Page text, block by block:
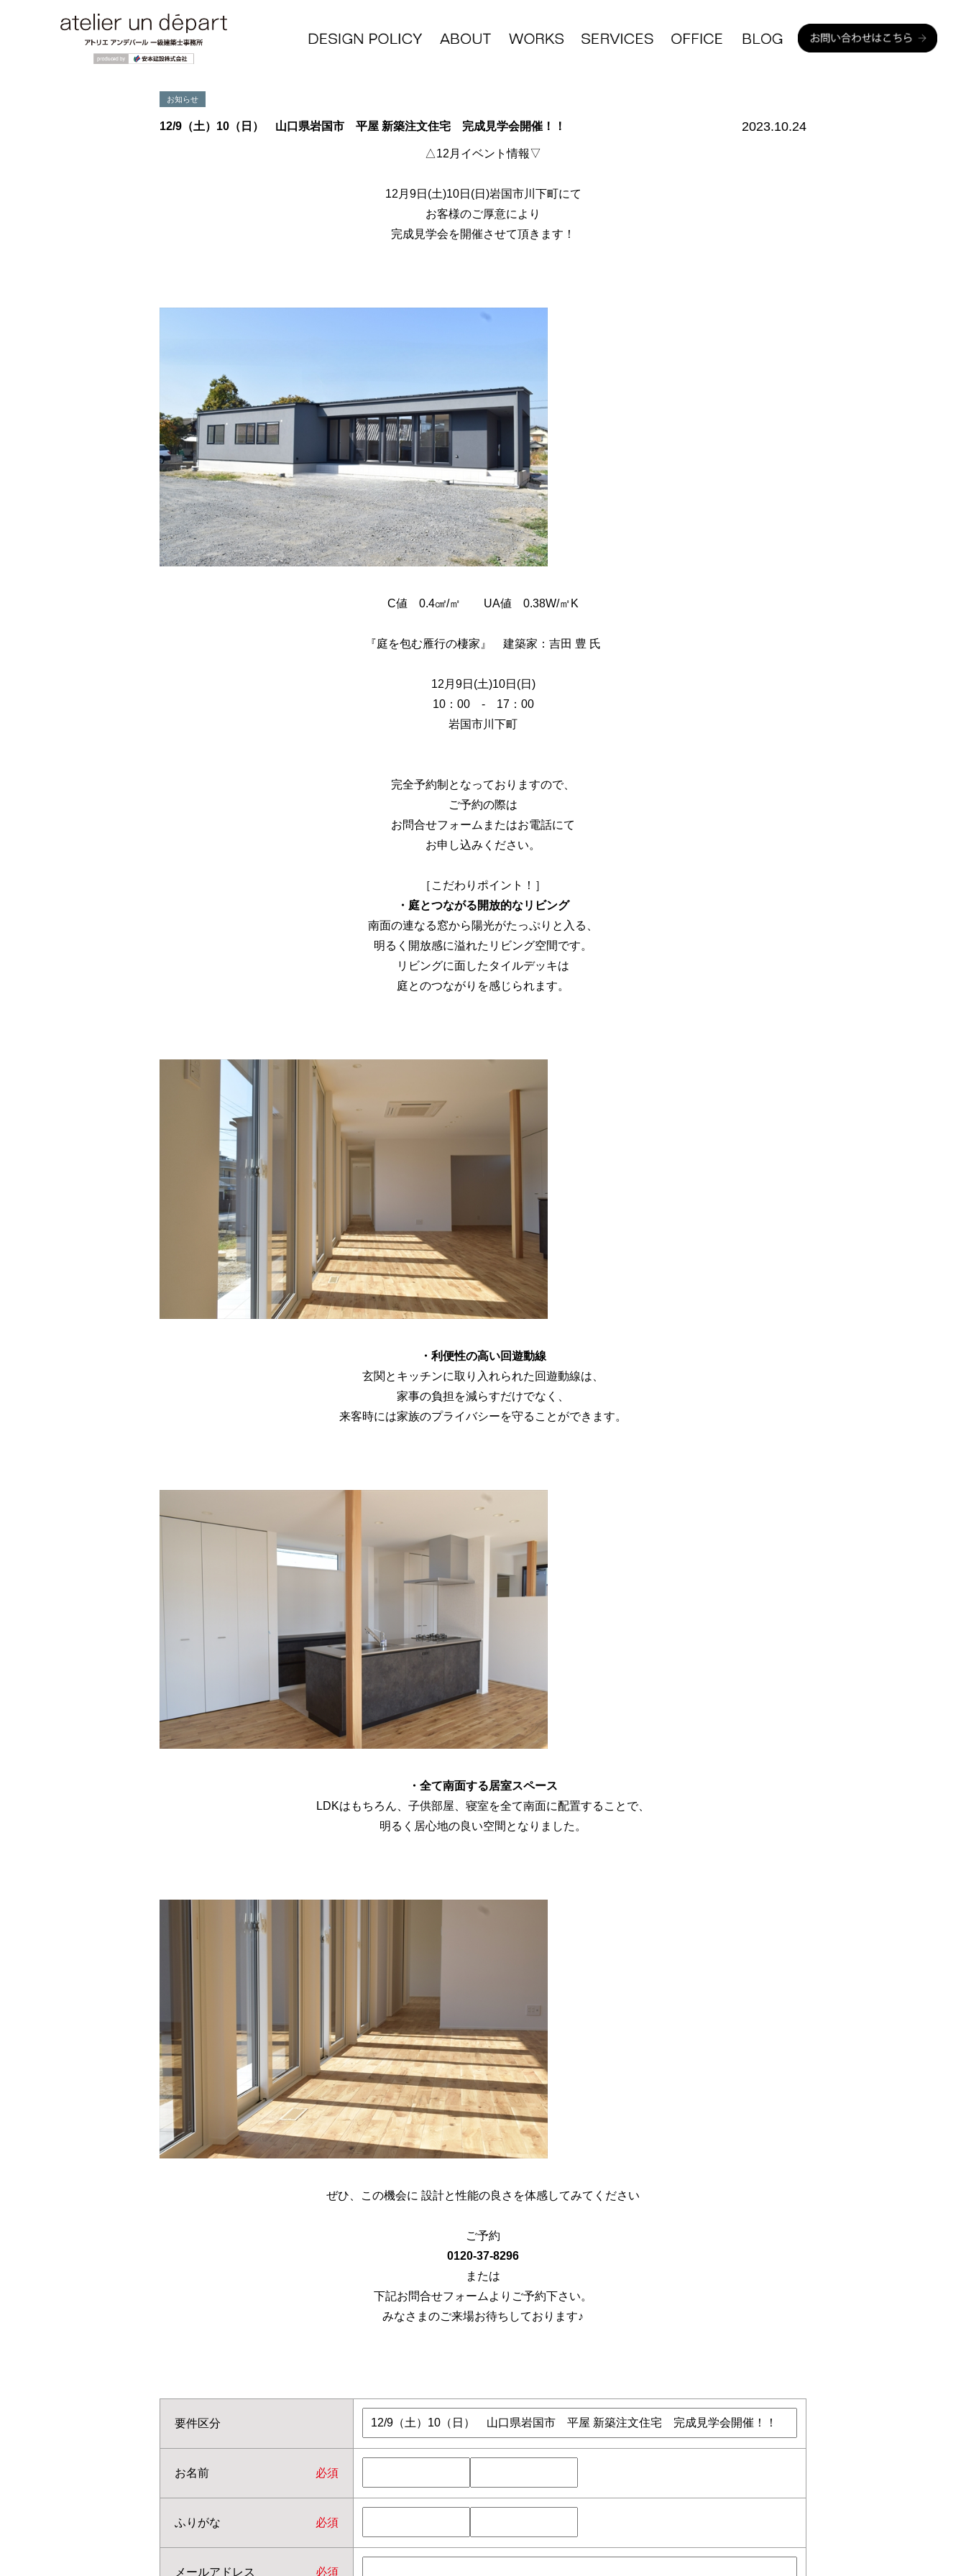
お知らせ
12/9（土）10（日） 山口県岩国市 平屋 新築注文住宅 完成見学会開催！！ 2023.10.24
△12月イベント情報▽
12月9日(土)10日(日)岩国市川下町にて
お客様のご厚意により
完成見学会を開催させて頂きます！
C値 0.4㎠/㎡ UA値 0.38W/㎡K
『庭を包む雁行の棲家』 建築家：吉田 豊 氏
12月9日(土)10日(日)
10：00 - 17：00
岩国市川下町
完全予約制となっておりますので、
ご予約の際は
お問合せフォームまたはお電話にて
お申し込みください。
［こだわりポイント！］
・庭とつながる開放的なリビング
南面の連なる窓から陽光がたっぷりと入る、
明るく開放感に溢れたリビング空間です。
リビングに面したタイルデッキは
庭とのつながりを感じられます。
・利便性の高い回遊動線
玄関とキッチンに取り入れられた回遊動線は、
家事の負担を減らすだけでなく、
来客時には家族のプライバシーを守ることができます。
・全て南面する居室スペース
LDKはもちろん、子供部屋、寝室を全て南面に配置することで、
明るく居心地の良い空間となりました。
ぜひ、この機会に 設計と性能の良さを体感してみてください
ご予約
0120-37-8296
または
下記お問合せフォームよりご予約下さい。
みなさまのご来場お待ちしております♪
要件区分
お名前 必須
ふりがな 必須
メールアドレス 必須